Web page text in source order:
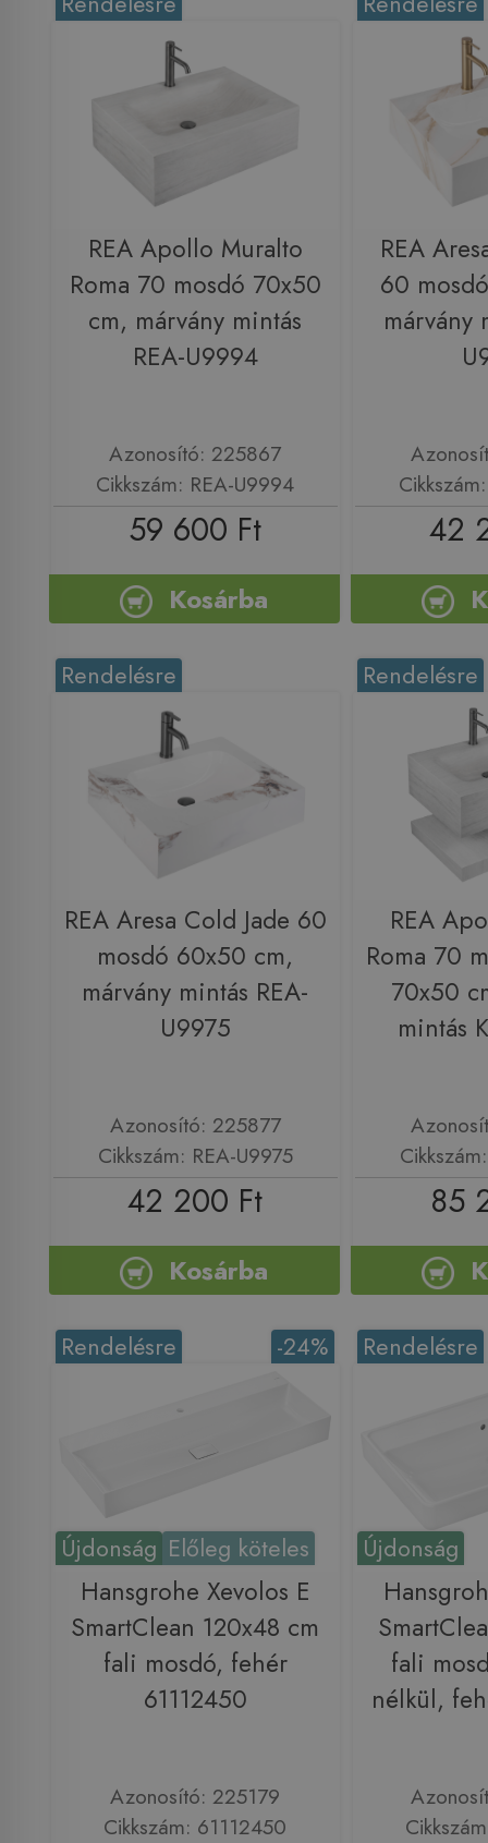
REA Apollo Muralto
Roma 70 mosdó 70x50
cm, márvány mintás
REA-U9994
Azonosító: 225867
Cikkszám: REA-U9994
59 600 Ft
Kosárba
REA
60
márvány
42
Rendelésre
REA Aresa Cold Jade 60
mosdó 60x50 cm,
márvány mintás REA-
U9975
Azonosító: 225877
Cikkszám: REA-U9975
42 200 Ft
Kosárba
Rendelésre
REA
Roma 70
70x50
mintás
85
Újdonság Előleg köteles
-24%
Rendelésre
Hansgrohe Xevolos E
SmartClean 120x48 cm
fali mosdó, fehér
61112450
Azonosító: 225179
Cikkszám: 61112450
Újdonság
Rendelésre
fali
nélkül,